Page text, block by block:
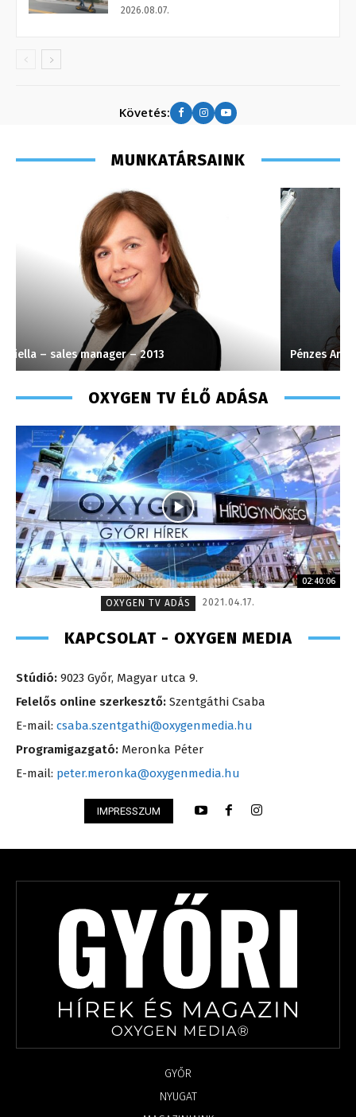
2026.08.07.
Követés:
MUNKATÁRSAINK
Pénzes Anikó
OXYGEN TV ÉLŐ ADÁSA
02:40:06
OXYGEN TV ADÁS
2021.04.17.
KAPCSOLAT - OXYGEN MEDIA
Stúdió: 9023 Győr, Magyar utca 9.
Felelős online szerkesztő: Szentgáthi Csaba
E-mail: csaba.szentgathi@oxygenmedia.hu
Programigazgató: Meronka Péter
E-mail: peter.meronka@oxygenmedia.hu
IMPRESSZUM
GYŐR
NYUGAT